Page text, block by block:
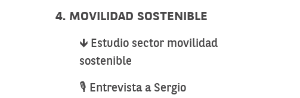
4. MOVILIDAD SOSTENIBLE
🡻 Estudio sector movilidad
sostenible
🎙️ Entrevista a Sergio